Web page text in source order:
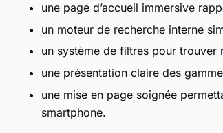
une page d’accueil immersive
un moteur de recherche interne
un système de filtres pour
une présentation claire des
une mise en page soignée
smartphone.